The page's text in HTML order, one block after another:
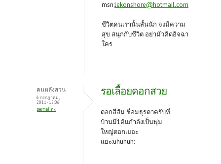
msn:lekonshore@hotmail.com
ชีวิตคนเรานั้นสั้นนัก จงมีความ
สุข สนุกกับชีวิต อย่ามัวคิดอิจฉา
ใคร
คนหลังสวน
6 กรกฎาคม,
2011 - 15:06
permalink
รอเลื้อยดอกสวย
ดอกสีส้ม ชื่อมธุรดาครับที่
บ้านมี1ต้นกำลังเป็นพุ่ม
ใหญ่ดอกเยอะ
แยะ:uhuhuh: